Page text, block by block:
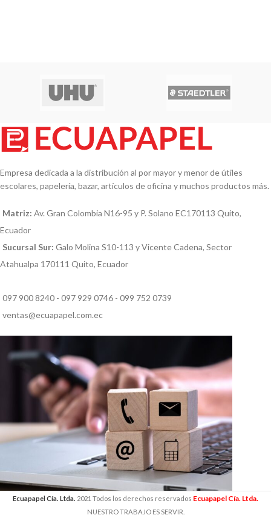
Empresa dedicada a la distribución al por mayor y menor de útiles
escolares, papelería, bazar, artículos de oficina y muchos productos más.
Matriz: Av. Gran Colombia N16-95 y P. Solano EC170113 Quito,
Ecuador
Sucursal Sur: Galo Molina S10-113 y Vicente Cadena, Sector
Atahualpa 170111 Quito, Ecuador
097 900 8240 - 097 929 0746 - 099 752 0739
ventas@ecuapapel.com.ec
Ecuapapel Cía. Ltda. 2021 Todos los derechos reservados Ecuapapel Cía. Ltda.
NUESTRO TRABAJO ES SERVIR.